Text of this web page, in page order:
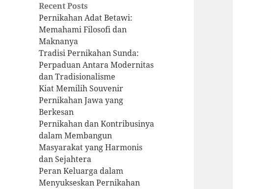
Recent Posts
Pernikahan Adat Betawi:
Memahami Filosofi dan
Maknanya
Tradisi Pernikahan Sunda:
Perpaduan Antara Modernitas
dan Tradisionalisme
Kiat Memilih Souvenir
Pernikahan Jawa yang
Berkesan
Pernikahan dan Kontribusinya
dalam Membangun
Masyarakat yang Harmonis
dan Sejahtera
Peran Keluarga dalam
Menyukseskan Pernikahan